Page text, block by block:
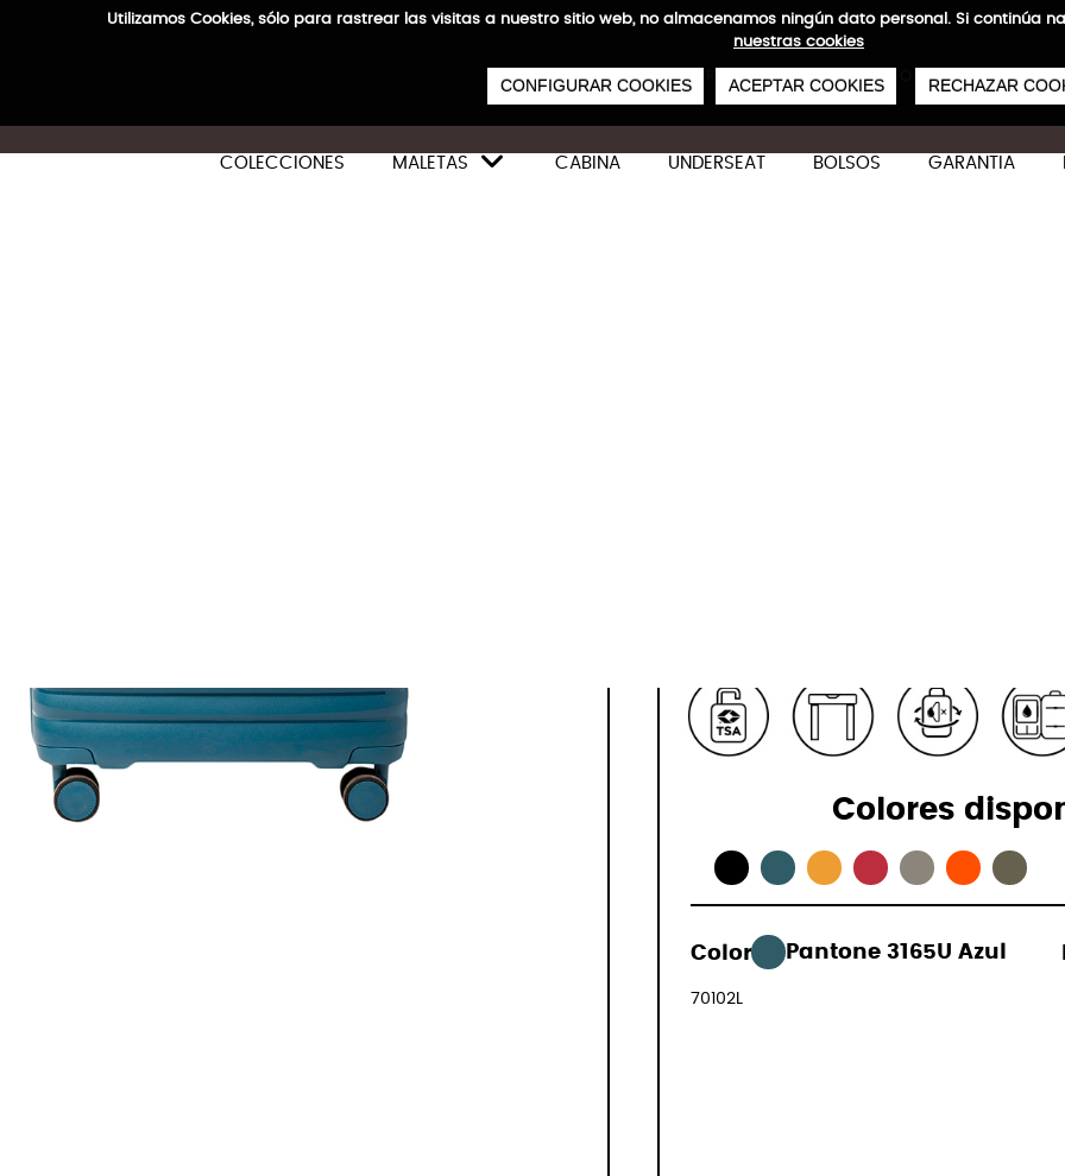
Utilizamos Cookies, sólo para rastrear las visitas a nuestro sitio web, no almacenamos ningún dato personal. Si continúa
nuestras cookies
CONFIGURAR COOKIES ACEPTAR COOKIES RECHAZAR
ENVÍOS GRATIS A PARTIR DE 50 €PAGO SEGURO SERVICIO 48/72 H
COLECCIONES MALETAS  CABINA UNDERSEAT BOLSOS GARANTIA
Colores
Color: Pantone 3165U Azul
70102L
179,00 € (IVA